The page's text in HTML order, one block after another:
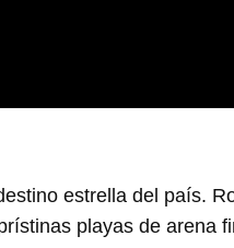
estrella del país.
playas de arena